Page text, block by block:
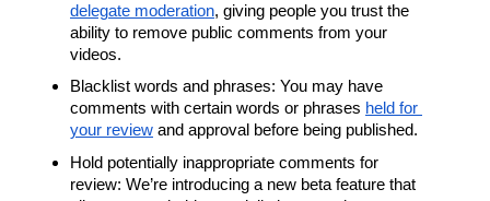
delegate moderation, giving people you trust the
ability to remove public comments from your
videos.
Blacklist words and phrases: You may have
comments with certain words or phrases held for
your review and approval before being published.
Hold potentially inappropriate comments for
review: We’re introducing a new beta feature that